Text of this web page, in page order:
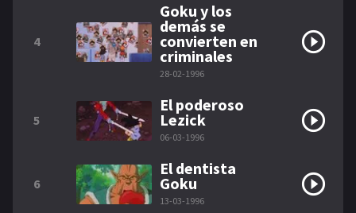
4
Goku y los
demás se
convierten en
criminales
28-02-1996
5
El poderoso
Lezick
06-03-1996
6
El dentista
Goku
13-03-1996